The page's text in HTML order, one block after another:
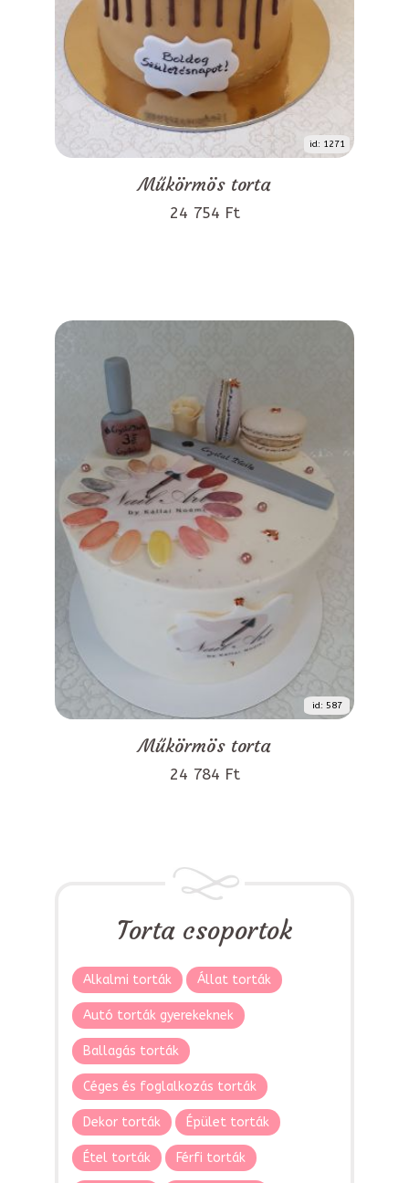
id: 1271
Műkörmös torta
24 754 Ft
id: 587
Műkörmös torta
24 784 Ft
Torta csoportok
Alkalmi torták Állat torták
Autó torták gyerekeknek
Ballagás torták
Céges és foglalkozás torták
Dekor torták Épület torták
Étel torták Férfi torták